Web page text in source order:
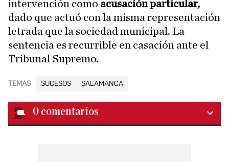
intervención como acusación particular,
dado que actuó con la misma representación
letrada que la sociedad municipal. La
sentencia es recurrible en casación ante el
Tribunal Supremo.
TEMAS SUCESOS SALAMANCA
0 comentarios